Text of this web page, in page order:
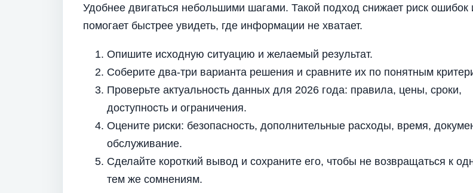
Удобнее двигаться небольшими шагами. Такой подход снижает риск ошибок
помогает быстрее увидеть, где информации не хватает.
Опишите исходную ситуацию и желаемый результат.
Соберите два-три варианта решения и сравните их по понятным
Проверьте актуальность данных для 2026 года: правила, цены, сроки,
доступность и ограничения.
Оцените риски: безопасность, дополнительные расходы, время,
обслуживание.
Сделайте короткий вывод и сохраните его, чтобы не возвращаться к
тем же сомнениям.